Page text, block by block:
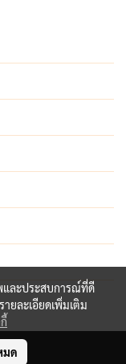
และประสบการณ์ที่ดี
ยละเอียดเพิ่มเติม
มด